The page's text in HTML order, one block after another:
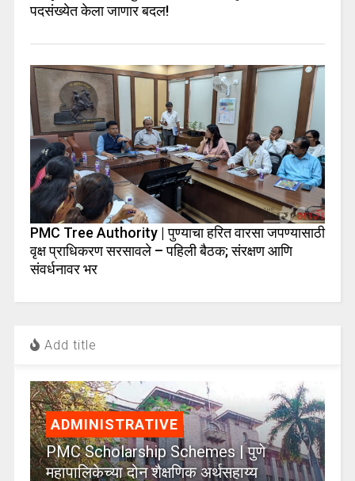
पदसंख्येत केला जाणार बदल!
PMC Tree Authority | पुण्याचा हरित वारसा जपण्यासाठी
वृक्ष प्राधिकरण सरसावले – पहिली बैठक; संरक्षण आणि
संवर्धनावर भर
Add title
ADMINISTRATIVE
PMC Scholarship Schemes | पुणे
महापालिकेच्या दोन शैक्षणिक अर्थसहाय्य